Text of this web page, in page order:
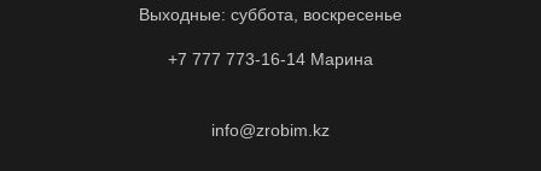
Выходные: суббота, воскресенье
+7 777 773-16-14 Марина
info@zrobim.kz